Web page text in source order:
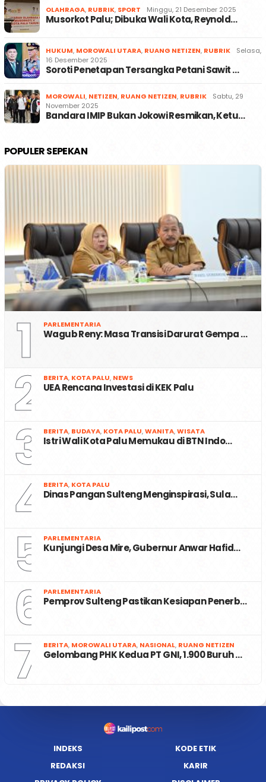
OLAHRAGA, RUBRIK, SPORT Minggu, 21 Desember 2025
Musorkot Palu; Dibuka Wali Kota, Reynold…
HUKUM, MOROWALI UTARA, RUANG NETIZEN, RUBRIK
Selasa,
16 Desember 2025
Soroti Penetapan Tersangka Petani Sawit …
MOROWALI, NETIZEN, RUANG NETIZEN, RUBRIK
Sabtu, 29
November 2025
Bandara IMIP Bukan Jokowi Resmikan, Ketu…
POPULER SEPEKAN
1 PARLEMENTARIA
Wagub Reny: Masa Transisi Darurat Gempa …
2 BERITA, KOTA PALU, NEWS
UEA Rencana Investasi di KEK Palu
3 BERITA, BUDAYA, KOTA PALU,WANITA,WISATA
Istri Wali Kota Palu Memukau di BTN Indo…
4 BERITA, KOTA PALU
Dinas Pangan Sulteng Menginspirasi, Sula…
5 PARLEMENTARIA
Kunjungi Desa Mire, Gubernur Anwar Hafid…
6 PARLEMENTARIA
Pemprov Sulteng Pastikan Kesiapan Penerb…
7 BERITA, MOROWALI UTARA, NASIONAL, RUANG NETIZEN
Gelombang PHK Kedua PT GNI, 1.900 Buruh …
INDEKS
KODE ETIK
REDAKSI
KARIR